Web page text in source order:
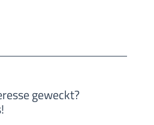
geweckt?